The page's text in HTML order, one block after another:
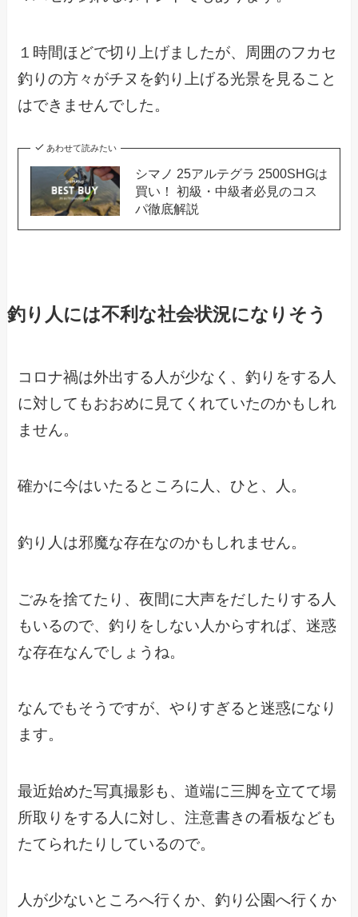
１時間ほどで切り上げましたが、周囲のフカセ
釣りの方々がチヌを釣り上げる光景を見ること
はできませんでした。
あわせて読みたい
シマノ 25アルテグラ 2500SHGは
買い！ 初級・中級者必見のコス
パ徹底解説
釣り人には不利な社会状況になりそう
コロナ禍は外出する人が少なく、釣りをする人
に対してもおおめに見てくれていたのかもしれ
ません。
確かに今はいたるところに人、ひと、人。
釣り人は邪魔な存在なのかもしれません。
ごみを捨てたり、夜間に大声をだしたりする人
もいるので、釣りをしない人からすれば、迷惑
な存在なんでしょうね。
なんでもそうですが、やりすぎると迷惑になり
ます。
最近始めた写真撮影も、道端に三脚を立てて場
所取りをする人に対し、注意書きの看板なども
たてられたりしているので。
人が少ないところへ行くか、釣り公園へ行くか